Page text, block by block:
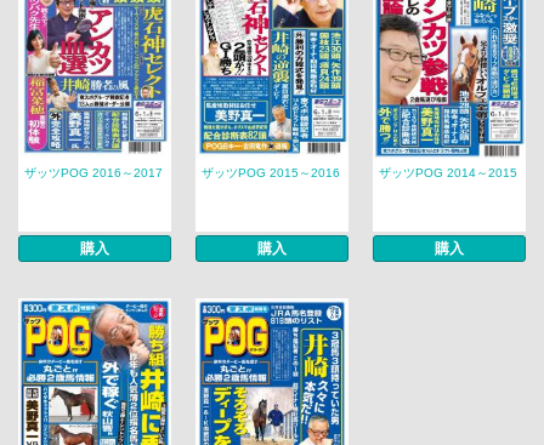
ザッツPOG 2016～2017
購入
ザッツPOG 2015～2016
購入
ザッツPOG 2014～2015
購入